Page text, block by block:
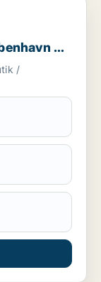
til leje i
K,
/